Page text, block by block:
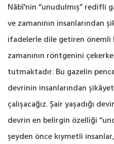
Nâbî'nin “unudulmış” redifli
ve zamanının insanlarından
ifadelerle dile ‎getiren önemli
zamanının röntgenini
tutmaktadır. Bu gazelin
devrinin insanlarından
çalışacağız. Şair yaşadığı
devrin en ‎belirgin özelliği
şeyden önce kıymetli